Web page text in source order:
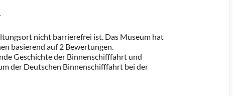
nicht barrierefrei ist. Das Museum hat
basierend auf 2 Bewertungen.
Geschichte der Binnenschifffahrt und
der Deutschen Binnenschifffahrt bei der